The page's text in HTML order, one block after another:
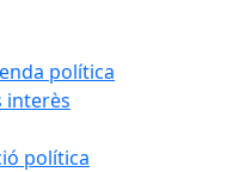
política
interès
política